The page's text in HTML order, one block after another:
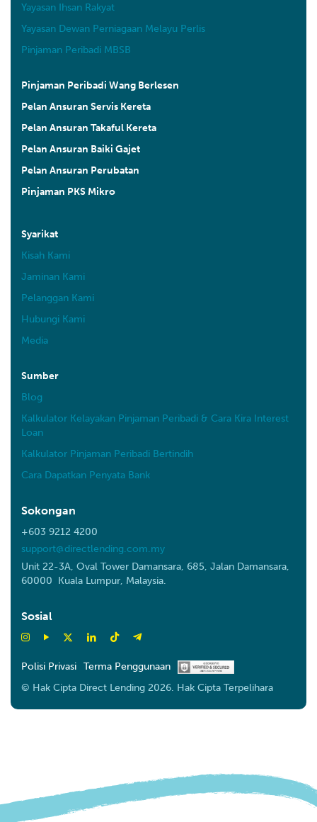
Yayasan Ihsan Rakyat
Yayasan Dewan Perniagaan Melayu Perlis
Pinjaman Peribadi MBSB
Syarikat
Kisah Kami
Jaminan Kami
Pelanggan Kami
Hubungi Kami
Media
Sokongan
+603 9212 4200
support@directlending.com.my
Unit 22-3A, Oval Tower Damansara, 685, Jalan Damansara,
60000 Kuala Lumpur, Malaysia.
Pinjaman Peribadi Wang Berlesen
Pelan Ansuran Servis Kereta
Pelan Ansuran Takaful Kereta
Pelan Ansuran Baiki Gajet
Pelan Ansuran Perubatan
Pinjaman PKS Mikro
Sumber
Blog
Kalkulator Kelayakan Pinjaman Peribadi & Cara Kira Interest
Loan
Kalkulator Pinjaman Peribadi Bertindih
Cara Dapatkan Penyata Bank
Sosial
© Hak Cipta Direct Lending 2026. Hak Cipta Terpelihara
Polisi Privasi Terma Penggunaan